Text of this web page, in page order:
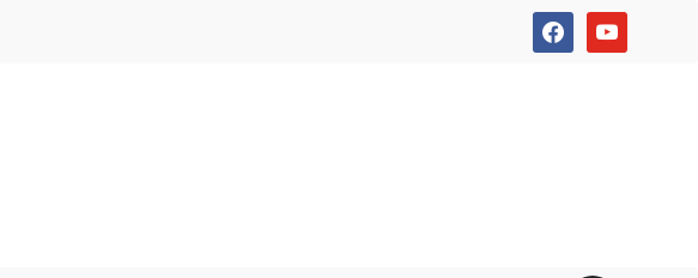
facebookyoutube